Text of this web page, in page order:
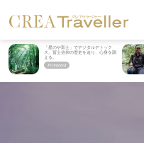
「星のや富士」でデジタルデトック
ス。冨士信仰の歴史を辿り、心身を調
える。